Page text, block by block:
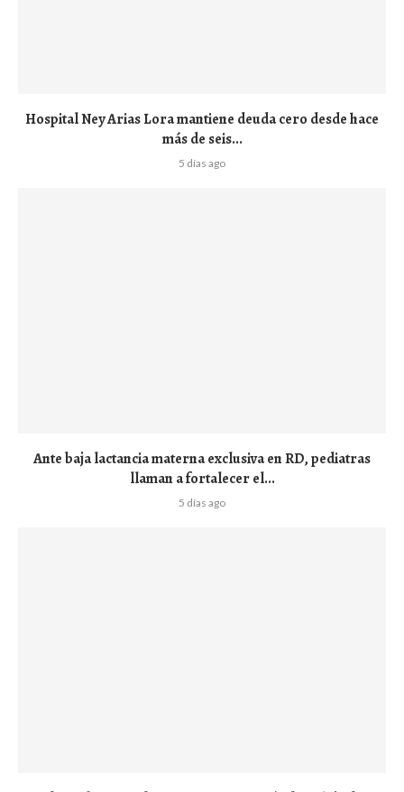
Hospital Ney Arias Lora mantiene deuda cero desde hace
más de seis...
5 días ago
Ante baja lactancia materna exclusiva en RD, pediatras
llaman a fortalecer el...
5 días ago